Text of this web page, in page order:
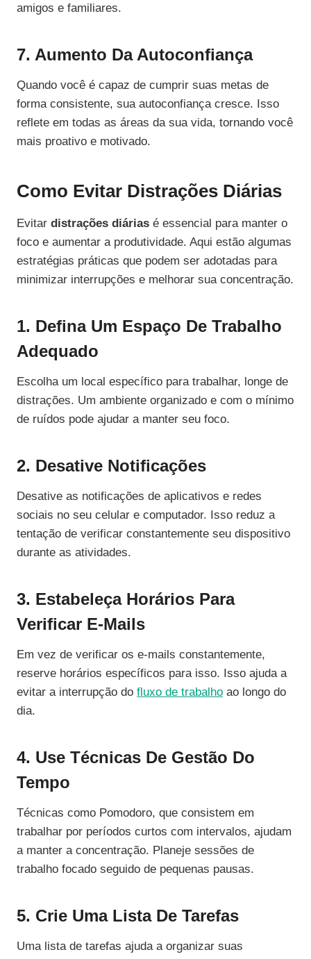
amigos e familiares.
7. Aumento Da Autoconfiança
Quando você é capaz de cumprir suas metas de
forma consistente, sua autoconfiança cresce. Isso
reflete em todas as áreas da sua vida, tornando você
mais proativo e motivado.
Como Evitar Distrações Diárias
Evitar distrações diárias é essencial para manter o
foco e aumentar a produtividade. Aqui estão algumas
estratégias práticas que podem ser adotadas para
minimizar interrupções e melhorar sua concentração.
1. Defina Um Espaço De Trabalho
Adequado
Escolha um local específico para trabalhar, longe de
distrações. Um ambiente organizado e com o mínimo
de ruídos pode ajudar a manter seu foco.
2. Desative Notificações
Desative as notificações de aplicativos e redes
sociais no seu celular e computador. Isso reduz a
tentação de verificar constantemente seu dispositivo
durante as atividades.
3. Estabeleça Horários Para
Verificar E-Mails
Em vez de verificar os e-mails constantemente,
reserve horários específicos para isso. Isso ajuda a
evitar a interrupção do fluxo de trabalho ao longo do
dia.
4. Use Técnicas De Gestão Do
Tempo
Técnicas como Pomodoro, que consistem em
trabalhar por períodos curtos com intervalos, ajudam
a manter a concentração. Planeje sessões de
trabalho focado seguido de pequenas pausas.
5. Crie Uma Lista De Tarefas
Uma lista de tarefas ajuda a organizar suas